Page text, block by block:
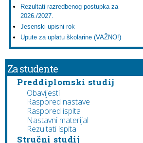
Rezultati razredbenog postupka za
2026./2027.
Jesenski upisni rok
Upute za uplatu školarine (VAŽNO!)
Za studente
Preddiplomski studij
Obavijesti
Raspored nastave
Raspored ispita
Nastavni materijal
Rezultati ispita
Stručni studij